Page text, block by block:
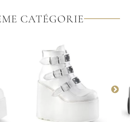
CATÉGORIE